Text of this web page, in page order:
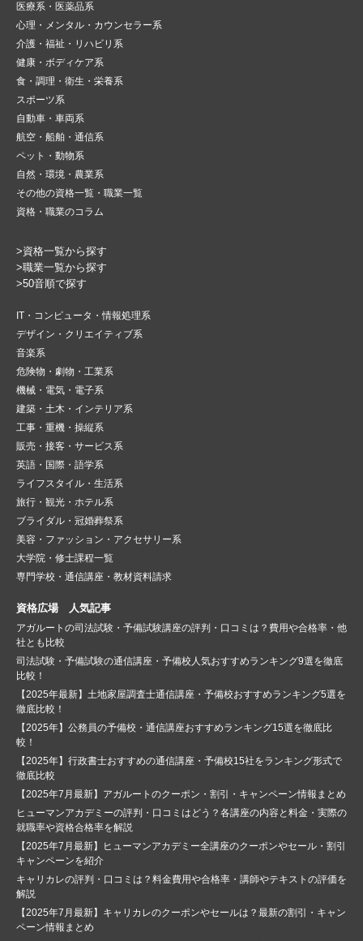
医療系・医薬品系
心理・メンタル・カウンセラー系
介護・福祉・リハビリ系
健康・ボディケア系
食・調理・衛生・栄養系
スポーツ系
自動車・車両系
航空・船舶・通信系
ペット・動物系
自然・環境・農業系
その他の資格一覧・職業一覧
資格・職業のコラム
>資格一覧から探す
>職業一覧から探す
>50音順で探す
IT・コンピュータ・情報処理系
デザイン・クリエイティブ系
音楽系
危険物・劇物・工業系
機械・電気・電子系
建築・土木・インテリア系
工事・重機・操縦系
販売・接客・サービス系
英語・国際・語学系
ライフスタイル・生活系
旅行・観光・ホテル系
ブライダル・冠婚葬祭系
美容・ファッション・アクセサリー系
大学院・修士課程一覧
専門学校・通信講座・教材資料請求
資格広場 人気記事
アガルートの司法試験・予備試験講座の評判・口コミは？費用や合格率・他
社とも比較
司法試験・予備試験の通信講座・予備校人気おすすめランキング9選を徹底
比較！
【2025年最新】土地家屋調査士通信講座・予備校おすすめランキング5選を
徹底比較！
【2025年】公務員の予備校・通信講座おすすめランキング15選を徹底比
較！
【2025年】行政書士おすすめの通信講座・予備校15社をランキング形式で
徹底比較
【2025年7月最新】アガルートのクーポン・割引・キャンペーン情報まとめ
ヒューマンアカデミーの評判・口コミはどう？各講座の内容と料金・実際の
就職率や資格合格率を解説
【2025年7月最新】ヒューマンアカデミー全講座のクーポンやセール・割引
キャンペーンを紹介
キャリカレの評判・口コミは？料金費用や合格率・講師やテキストの評価を
解説
【2025年7月最新】キャリカレのクーポンやセールは？最新の割引・キャン
ペーン情報まとめ